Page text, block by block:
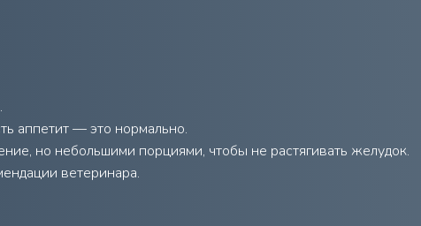
аппетит — это нормально.
но небольшими порциями, чтобы не растягивать желудок.
ветеринара.